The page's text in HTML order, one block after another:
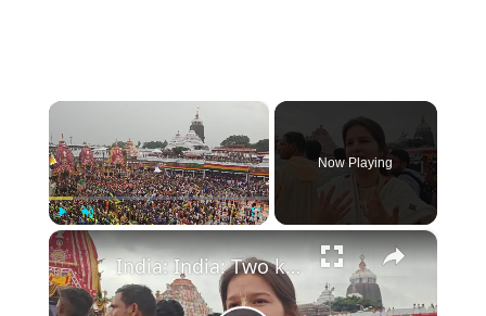
×
Play Unmute Fullscreen
Now Playing
×
India: India: Two killed, over 100 devotees faint amid massive crowd.